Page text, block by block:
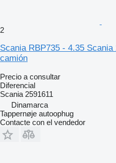
2
Scania RBP735 - 4.35
camión
Precio a consultar
Diferencial
Scania 2591611
Dinamarca
Tappernøje autoophug
Contacte con el vendedor